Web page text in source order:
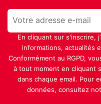
En cliquant sur s'inscrire,
informations, actualités
Conformément au RGPD,
à tout moment en cliquant
dans chaque email. Pour
données, consultez